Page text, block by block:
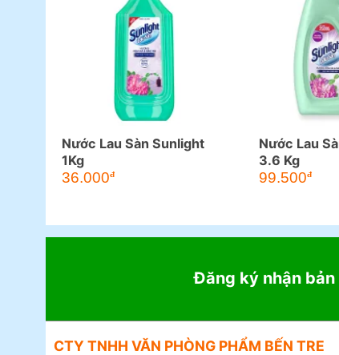
Nước Lau Sàn Sunlight
1Kg
36.000đ
Nước Lau
3.6 Kg
99.500đ
Đăng ký nhận bản
CTY TNHH VĂN PHÒNG PHẨM BẾN TRE